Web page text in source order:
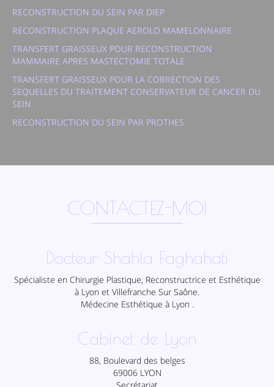
RECONSTRUCTION DU SEIN PAR DIEP
RECONSTRUCTION PLAQUE AEROLO MAMELONNAIRE
TRANSFERT GRAISSEUX POUR RECONSTRUCTION
MAMMAIRE APRES MASTECTOMIE TOTALE
TRANSFERT GRAISSEUX POUR LA CORRECTION DES
SEQUELLES DU TRAITEMENT CONSERVATEUR DE CANCER DU
SEIN
RECONSTRUCTION DU SEIN PAR PROTHES
CONTACTEZ-MOI
Docteur Shahla Faghahati
Spécialiste en Chirurgie Plastique, Reconstructrice et Esthétique
à Lyon et Villefranche Sur Saône.
Médecine Esthétique à Lyon .
Cabinet de Lyon
88, Boulevard des belges
69006 LYON